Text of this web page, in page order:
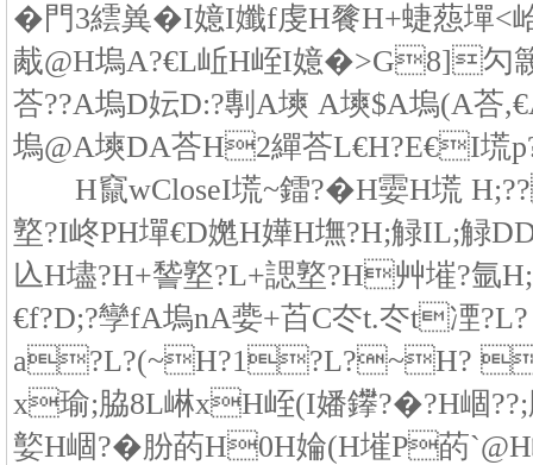
�門3繧兾�I嬑I孅f虔H餮H+蜨葾墠<
胾@H塢A?€L岴H峌I嬑�>G8]勽
荅??A塢D妘D:?剸A塽 A塽$A塢(A荅
塢@A塽DA荅H2繟荅L€H?E€I
H竄wCloseI塃~鐳?�H孁H塃
墪?I峂PH墠€D嬎H嬅H墲?H;觮IL;觮
兦H壗?H+諬墪?L+諰墪?H艸墔?氩H;
€f?D;?孿fA塢nA嬊+苩C冭t.冭t凐
a?L?(~H?1?L?~H?
x瑜;脇8L崊xH峌(I嬏鑻?�?H崓??
嬜H崓?�朌菂H0H婨(H墔P菂